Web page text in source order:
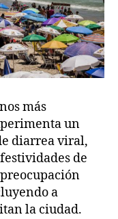
más
un
diarrea viral,
de
a
la ciudad.